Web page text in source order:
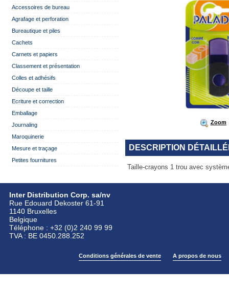
Accessoires de bureau
Agrafage et perforation
Bureautique et piles
Cachets
Carnets et papiers
Classement et présentation
Colles et adhésifs
Découpe et taille
Ecriture et correction
Emballage
Journaling
Maroquinerie
Mesure et traçage
Petites fournitures
Zoom
DESCRIPTION
Taille-crayons 1 trou avec
Inter Distribution Corp. sa/nv
Rue Edouard Dekoster 61-91
1140 Bruxelles
Belgique
Téléphone : +32 (0)2 240 99 99
TVA : BE 0450.288.252
Conditions générales de vente A propos de nous